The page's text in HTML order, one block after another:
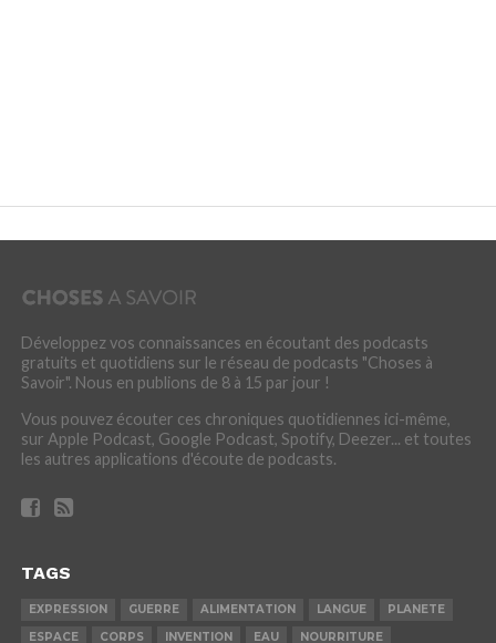
Développez vos connaissances en écoutant des podcasts
gratuits et quotidiens sur le réseau de podcasts "Choses à
Savoir". Nous en publions de 8 à 15 par jour !
Vous pouvez écouter ces chroniques quotidiennes ici-même,
sur Apple Podcast, Google Podcast, Spotify, Deezer... et toutes
les autres applications d'écoute de podcasts.
TAGS
EXPRESSION GUERRE ALIMENTATION LANGUE
PLANETE
ESPACE
CORPS INVENTION EAU NOURRITURE